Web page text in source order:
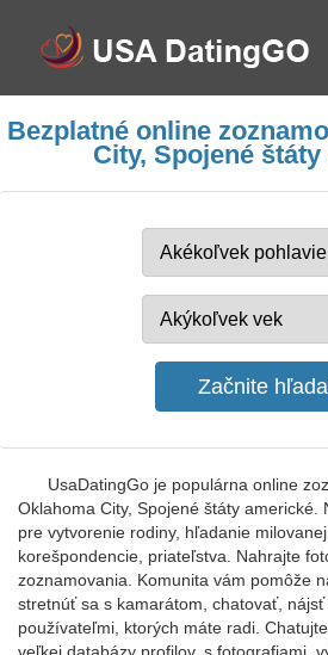
Bezplatné online
City, Spojené
UsaDatingGo je populárna online
Oklahoma City, Spojené štáty americké.
pre vytvorenie rodiny, hľadanie
korešpondencie, priateľstva. Nahrajte
zoznamovania. Komunita vám pomôže
stretnúť sa s kamarátom, chatovať,
používateľmi, ktorých máte radi.